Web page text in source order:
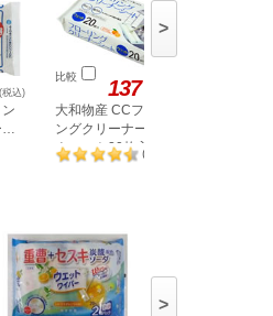
(税込)
比較 137
大和物産 CCフローリ
ングクリーナーシート
ウェット20枚入
062215
(
>
>